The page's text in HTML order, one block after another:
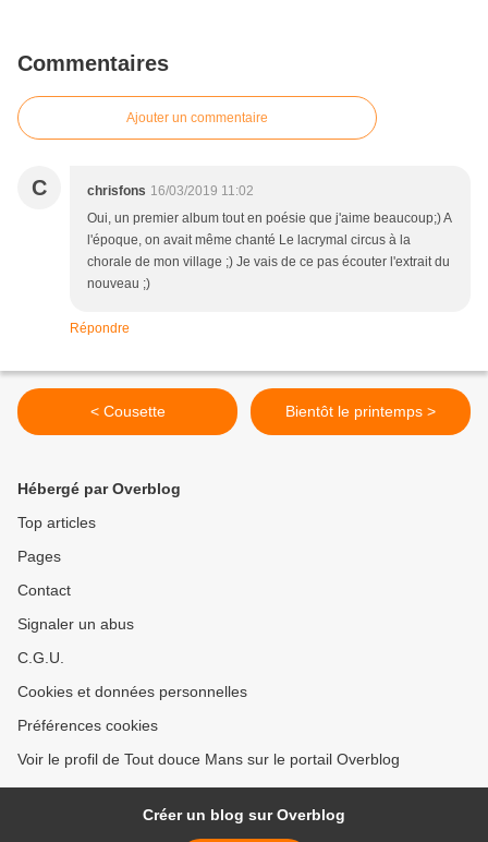
Commentaires
Ajouter un commentaire
C chrisfons 16/03/2019 11:02
Oui, un premier album tout en poésie que j'aime beaucoup;) A
l'époque, on avait même chanté Le lacrymal circus à la
chorale de mon village ;) Je vais de ce pas écouter l'extrait du
nouveau ;)
Répondre
< Cousette Bientôt le printemps >
Hébergé par Overblog
Top articles
Pages
Contact
Signaler un abus
C.G.U.
Cookies et données personnelles
Préférences cookies
Voir le profil de Tout douce Mans sur le portail Overblog
Créer un blog sur Overblog